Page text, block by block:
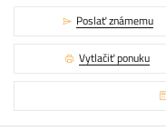
Poslať známemu
Vytlačiť ponuku